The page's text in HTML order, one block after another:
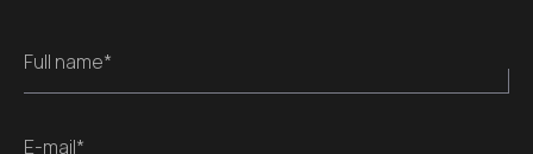
Full name*
E-mail*